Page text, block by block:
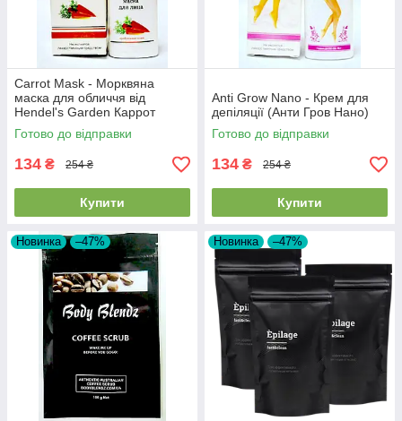
Carrot Mask - Морквяна
маска для обличчя від
Hendel's Garden Каррот
Маск, Очищаюча
Готово до відправки
134 ₴ 254 ₴
Купити
Anti Grow Nano - Крем для
депіляції (Анти Гров Нано)
Готово до відправки
134 ₴ 254 ₴
Купити
Новинка –47% Новинка –47%